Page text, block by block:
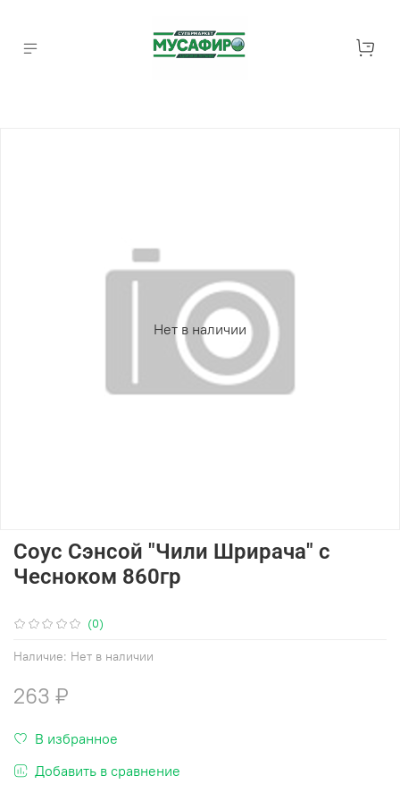
Нет в наличии
(0)
Наличие: Нет в наличии
Соус Сэнсой "Чили Шрирача" с
Чесноком 860гр
263 ₽
В избранное
Добавить в сравнение